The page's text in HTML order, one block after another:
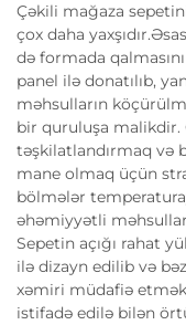
Çəkili mağaza
çox daha
də formada
panel ilə donatılıb,
məhsulların
bir quruluşa malikdir.
təşkilatlandırmaq və
mane olmaq üçün
bölmələr
əhəmiyyətli
Sepetin açığı rahat
ilə dizayn edilib və
xəmiri müdafiə
istifadə edilə bilən